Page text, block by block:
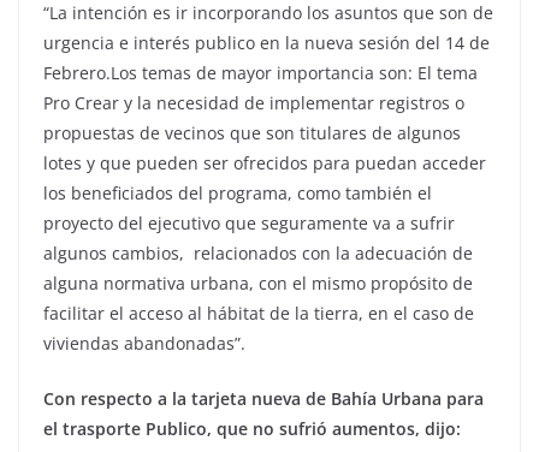
“La intención es ir incorporando los asuntos que son de
urgencia e interés publico en la nueva sesión del 14 de
Febrero.Los temas de mayor importancia son: El tema
Pro Crear y la necesidad de implementar registros o
propuestas de vecinos que son titulares de algunos
lotes y que pueden ser ofrecidos para puedan acceder
los beneficiados del programa, como también el
proyecto del ejecutivo que seguramente va a sufrir
algunos cambios, relacionados con la adecuación de
alguna normativa urbana, con el mismo propósito de
facilitar el acceso al hábitat de la tierra, en el caso de
viviendas abandonadas”.
Con respecto a la tarjeta nueva de Bahía Urbana para
el trasporte Publico, que no sufrió aumentos, dijo: